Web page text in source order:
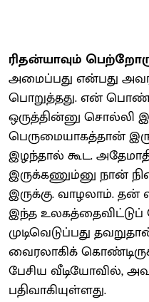
ரிதன்யாவும்
அமைப்பது என்பது
பொறுத்தது. என்
ஒருத்தின்னு சொல்லி
பெருமையாகத்தான்
இழந்தால் கூட.
இருக்கணும்னு நான்
இருக்கு. வாழலாம்.
இந்த
முடிவெடுப்பது
வைரலாகிக்
பேசிய வீடியோவில்,
பதிவாகியுள்ளது.